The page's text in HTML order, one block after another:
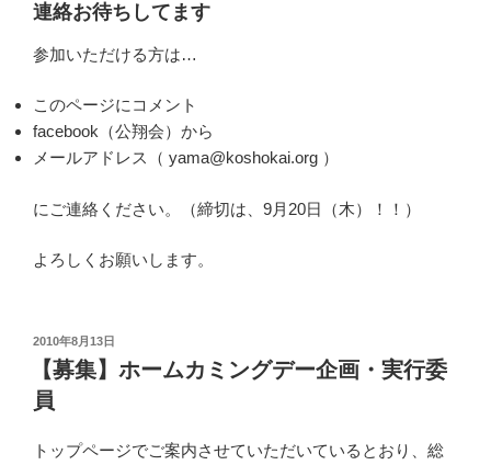
連絡お待ちしてます
参加いただける方は…
このページにコメント
facebook（公翔会）から
メールアドレス（ yama@koshokai.org ）
にご連絡ください。（締切は、9月20日（木）！！）
よろしくお願いします。
投
日:
2010年8月13日
【募集】ホームカミングデー企画・実行委
員
トップページでご案内させていただいているとおり、総